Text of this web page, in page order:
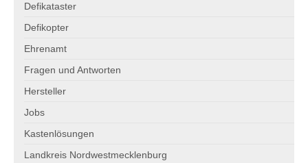
Projekte für Unternehmen
110 BPM Tour
Ausstellung
Defikataster
Defikopter
Ehrenamt
Fragen und Antworten
Hersteller
Jobs
Kastenlösungen
Landkreis Nordwestmecklenburg